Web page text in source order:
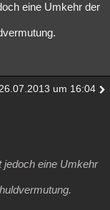
eine Umkehr der
um 16:04
jedoch eine Umkehr